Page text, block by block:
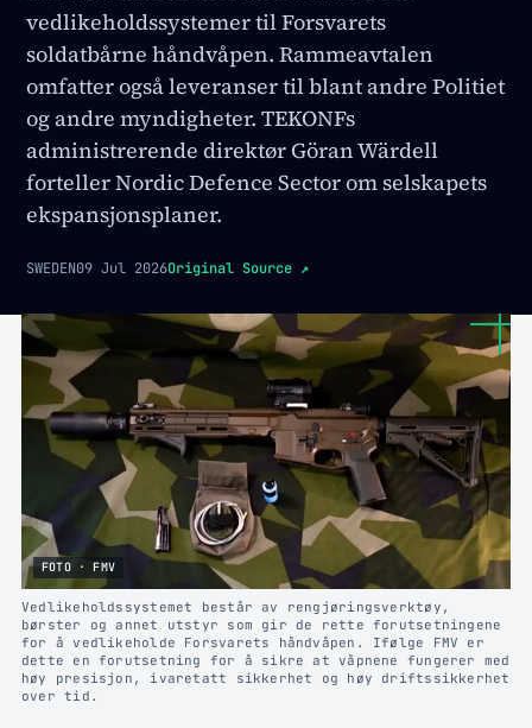
vedlikeholdssystemer til Forsvarets
soldatbårne håndvåpen. Rammeavtalen
omfatter også leveranser til blant andre Politiet
og andre myndigheter. TEKONFs
administrerende direktør Göran Wärdell
forteller Nordic Defence Sector om selskapets
ekspansjonsplaner.
SWEDEN09 Jul 2026Original Source ↗
FOTO · FMV
Vedlikeholdssystemet består av rengjøringsverktøy,
børster og annet utstyr som gir de rette forutsetningene
for å vedlikeholde Forsvarets håndvåpen. Ifølge FMV er
dette en forutsetning for å sikre at våpnene fungerer med
høy presisjon, ivaretatt sikkerhet og høy driftssikkerhet
over tid.